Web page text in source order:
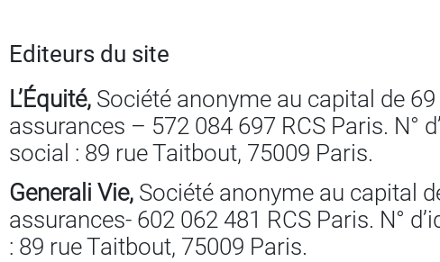
Editeurs du site
L’Équité, Société anonyme au capital de
assurances – 572 084 697 RCS Paris. N°
social : 89 rue Taitbout, 75009 Paris.
Generali Vie, Société anonyme au capital
assurances- 602 062 481 RCS Paris. N°
: 89 rue Taitbout, 75009 Paris.